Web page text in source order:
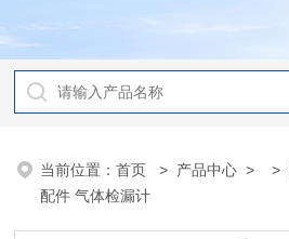
当前位置：首页 > 产品中心 > >
配件 气体检漏计